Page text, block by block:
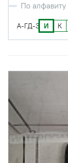
По алфавиту
А-ГД-З И К